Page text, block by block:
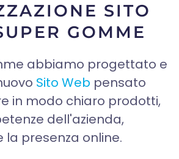
SITO
GOMME
abbiamo progettato e
Sito Web pensato
in modo chiaro prodotti,
dell'azienda,
la presenza online.